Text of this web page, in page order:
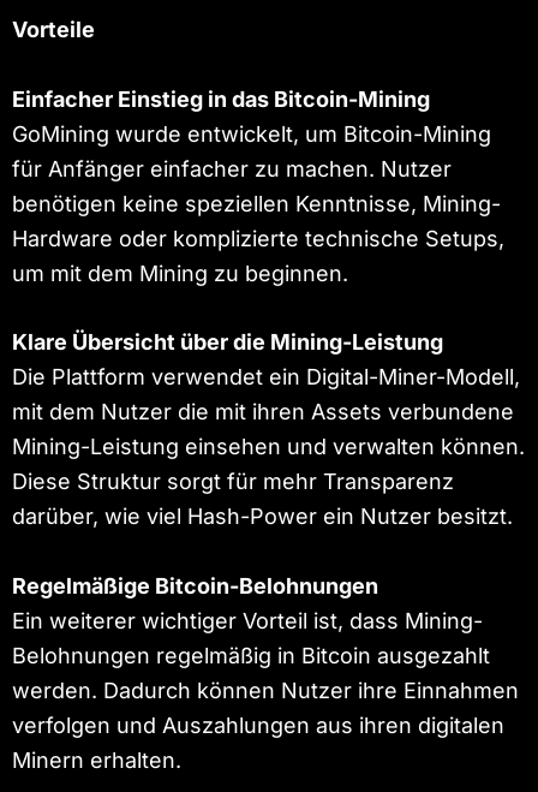
Vorteile
Einfacher Einstieg in das Bitcoin-Mining
GoMining wurde entwickelt, um Bitcoin-Mining
für Anfänger einfacher zu machen. Nutzer
benötigen keine speziellen Kenntnisse, Mining-
Hardware oder komplizierte technische Setups,
um mit dem Mining zu beginnen.
Klare Übersicht über die Mining-Leistung
Die Plattform verwendet ein Digital-Miner-Modell,
mit dem Nutzer die mit ihren Assets verbundene
Mining-Leistung einsehen und verwalten können.
Diese Struktur sorgt für mehr Transparenz
darüber, wie viel Hash-Power ein Nutzer besitzt.
Regelmäßige Bitcoin-Belohnungen
Ein weiterer wichtiger Vorteil ist, dass Mining-
Belohnungen regelmäßig in Bitcoin ausgezahlt
werden. Dadurch können Nutzer ihre Einnahmen
verfolgen und Auszahlungen aus ihren digitalen
Minern erhalten.